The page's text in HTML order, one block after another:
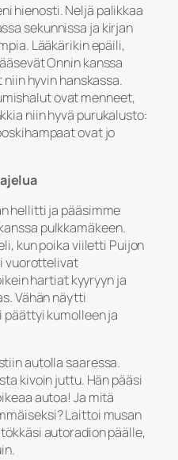
hienosti. Neljä palikkaa
sekunnissa ja kirjan
Lääkärikin epäili,
Onnin kanssa
hyvin hanskassa.
ovat menneet,
niin hyvä purukalusto:
ovat jo
hellitti ja pääsimme
pulkkamäkeen.
kun poika viiletti Puijon
vuorottelivat
hartiat kyyryyn ja
Vähän näytti
päättyi kumolleen ja
autolla saaressa.
kivoin juttu. Hän pääsi
autoa! Ja mitä
Laittoi musan
autoradion päälle,